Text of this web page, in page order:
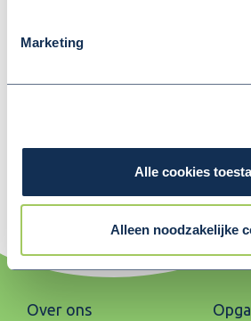
Marketing
Alle cookies
Alleen noodzakelijke
dorpsplatform Hanzestad
Gemeente: West Maas en Waal
Over ons